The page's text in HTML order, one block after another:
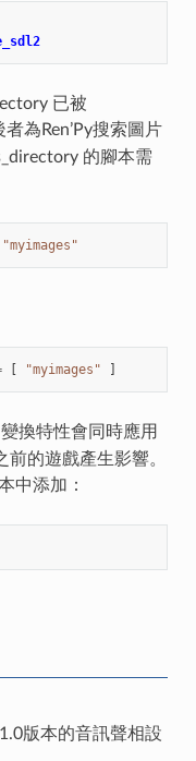
已被
為Ren’Py搜索圖片
的腳本需
"myimages"
[ "myimages" ]
變換特性會同時應用
的遊戲產生影響。
中添加：
版本的音訊聲相設